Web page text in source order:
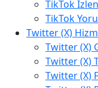
TikTok
TikTok
Twitter (X)
Twitter (X)
Twitter (X)
Twitter (X)